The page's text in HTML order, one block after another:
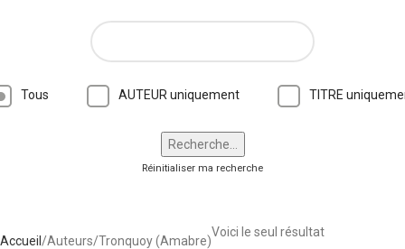
Tous AUTEUR uniquement TITRE
Réinitialiser ma recherche
Accueil Auteurs Tronquoy (Amabre)
Voici le seul résultat